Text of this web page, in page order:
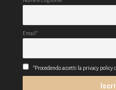
Email*
*Procedendo accetti la privacy policy